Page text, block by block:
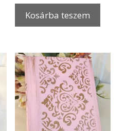
Kosárba teszem